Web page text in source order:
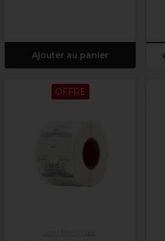
Ajouter au panier
OFFRE